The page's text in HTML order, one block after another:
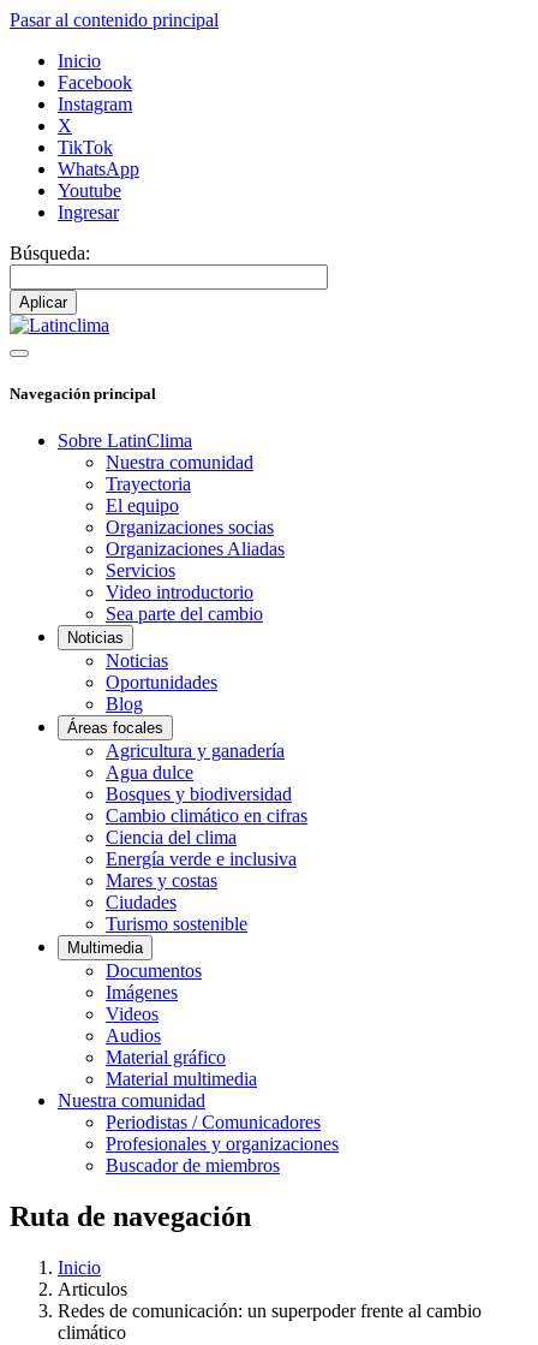
Pasar al contenido principal
Inicio
Facebook
Instagram
X
TikTok
WhatsApp
Youtube
Ingresar
Búsqueda:
Navegación principal
Sobre LatinClima
Nuestra comunidad
Trayectoria
El equipo
Organizaciones socias
Organizaciones Aliadas
Servicios
Video introductorio
Sea parte del cambio
Noticias
Noticias
Oportunidades
Blog
Áreas focales
Agricultura y ganadería
Agua dulce
Bosques y biodiversidad
Cambio climático en cifras
Ciencia del clima
Energía verde e inclusiva
Mares y costas
Ciudades
Turismo sostenible
Multimedia
Documentos
Imágenes
Videos
Audios
Material gráfico
Material multimedia
Nuestra comunidad
Periodistas / Comunicadores
Profesionales y organizaciones
Buscador de miembros
Ruta de navegación
Inicio
Articulos
Redes de comunicación: un superpoder frente al cambio
climático